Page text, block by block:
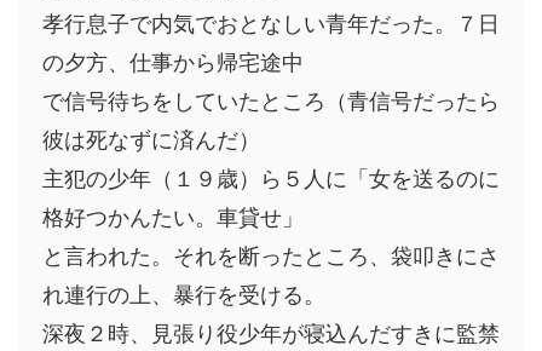
孝行息子で内気でおとなしい青年だった。７日
の夕方、仕事から帰宅途中
で信号待ちをしていたところ（青信号だったら
彼は死なずに済んだ）
主犯の少年（１９歳）ら５人に「女を送るのに
格好つかんたい。車貸せ」
と言われた。それを断ったところ、袋叩きにさ
れ連行の上、暴行を受ける。
深夜２時、見張り役少年が寝込んだすきに監禁